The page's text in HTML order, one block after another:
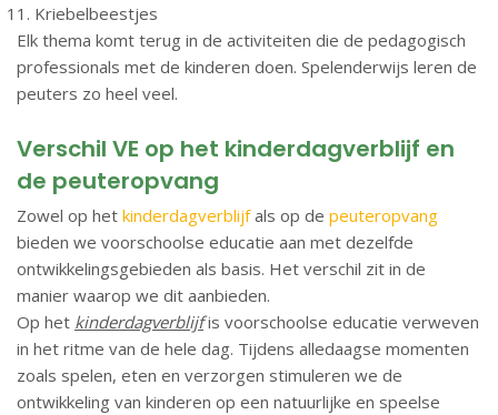
Kriebelbeestjes
Elk thema komt terug in de activiteiten die de pedagogisch
professionals met de kinderen doen. Spelenderwijs leren de
peuters zo heel veel.
Verschil VE op het kinderdagverblijf en
de peuteropvang
Zowel op het kinderdagverblijfals op de peuteropvang
bieden we voorschoolse educatie aan met dezelfde
ontwikkelingsgebieden als basis. Het verschil zit in de
manier waarop we dit aanbieden.
Op het kinderdagverblijfis voorschoolse educatie verweven
in het ritme van de hele dag. Tijdens alledaagse momenten
zoals spelen, eten en verzorgen stimuleren we de
ontwikkeling van kinderen op een natuurlijke en speelse